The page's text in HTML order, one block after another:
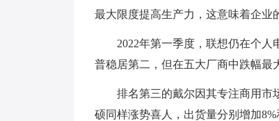
最大限度提高生产力，这意味着企业
2022年第一季度，联想仍在个人
普稳居第二，但在五大厂商中跌幅最
排名第三的戴尔因其专注商用市
硕同样涨势喜人，出货量分别增加